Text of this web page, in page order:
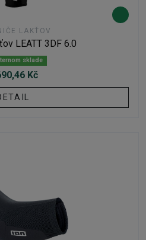
LAKŤOV
LEATT 3DF 6.0
sklade
Kč